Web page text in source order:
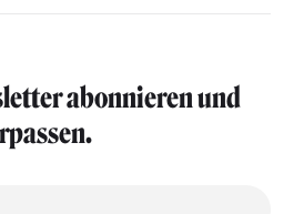
abonnieren und